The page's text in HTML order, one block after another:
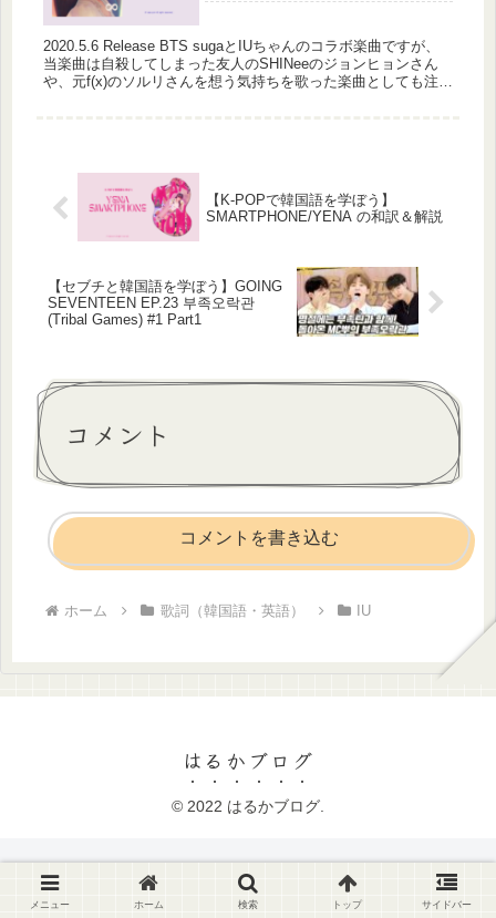
2020.5.6 Release BTS sugaとIUちゃんのコラボ楽曲ですが、
当楽曲は自殺してしまった友人のSHINeeのジョンヒョンさん
や、元f(x)のソルリさんを想う気持ちを歌った楽曲としても注目
【K-POPで韓国語を学ぼう】
SMARTPHONE/YENA の和訳＆解説
【セブチと韓国語を学ぼう】GOING
SEVENTEEN EP.23 부족오락관
(Tribal Games) #1 Part1
コメント
コメントを書き込む
ホーム 歌詞（韓国語・英語） IU
はるかブログ
© 2022 はるかブログ.
メニュー ホーム 検索 トップ サイドバー